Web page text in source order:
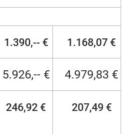
1.390,-- € 1.168,07 €
5.926,-- € 4.979,83 €
246,92 € 207,49 €